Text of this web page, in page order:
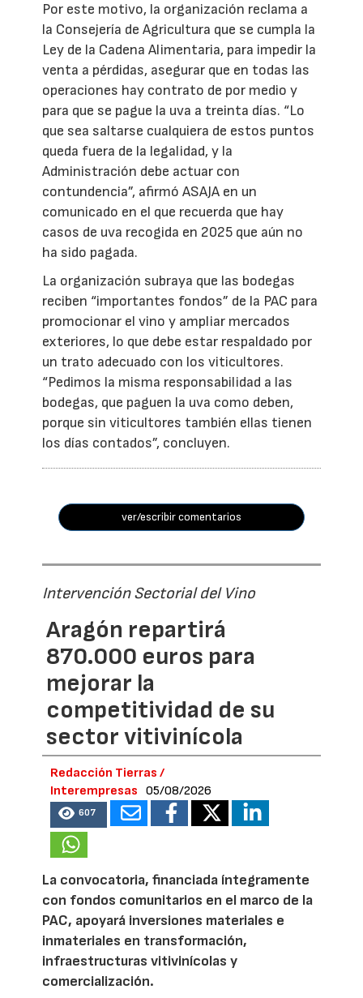
Por este motivo, la organización reclama a
la Consejería de Agricultura que se cumpla la
Ley de la Cadena Alimentaria, para impedir la
venta a pérdidas, asegurar que en todas las
operaciones hay contrato de por medio y
para que se pague la uva a treinta días. “Lo
que sea saltarse cualquiera de estos puntos
queda fuera de la legalidad, y la
Administración debe actuar con
contundencia”, afirmó ASAJA en un
comunicado en el que recuerda que hay
casos de uva recogida en 2025 que aún no
ha sido pagada.
La organización subraya que las bodegas
reciben “importantes fondos” de la PAC para
promocionar el vino y ampliar mercados
exteriores, lo que debe estar respaldado por
un trato adecuado con los viticultores.
“Pedimos la misma responsabilidad a las
bodegas, que paguen la uva como deben,
porque sin viticultores también ellas tienen
los días contados”, concluyen.
ver/escribir comentarios
Intervención Sectorial del Vino
Aragón repartirá
870.000 euros para
mejorar la
competitividad de su
sector vitivinícola
Redacción Tierras /
Interempresas
05/08/2026
607
La convocatoria, financiada íntegramente
con fondos comunitarios en el marco de la
PAC, apoyará inversiones materiales e
inmateriales en transformación,
infraestructuras vitivinícolas y
comercialización.